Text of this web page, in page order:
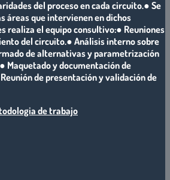
del proceso en cada circuito.● Se
áreas que intervienen en dichos
realiza el equipo consultivo:● Reuniones
del circuito.● Análisis interno sobre
de alternativas y parametrización
Maquetado y documentación de
de presentación y validación de
de trabajo